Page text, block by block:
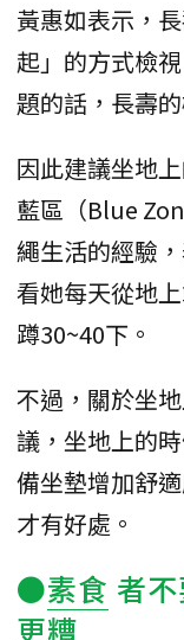
黃惠如表示，
起」的方式檢
題的話，長壽
因此建議坐地
藍區（Blue
繩生活的經驗
看她每天從地
蹲30~40下。
不過，關於坐
議，坐地上的
備坐墊增加舒
才有好處。
●素食 者
更糟